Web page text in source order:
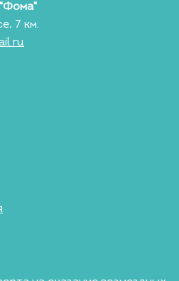
7 км.